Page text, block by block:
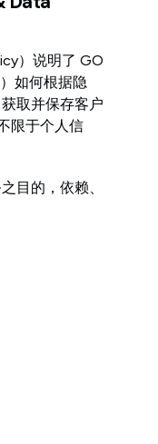
）说明了 GO
如何根据隐
取并保存客户
限于个人信
目的，依赖、